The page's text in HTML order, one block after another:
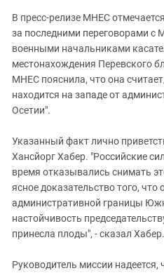
В пресс-релизе МНЕС
за последними переговорами с
военными начальниками
местонахождения Перевского
МНЕС пояснила, что она
находится на западе от
Осетии".
Указанный факт лично
Хансйорг Хабер. "Российские
время отказывались снимать
ясное доказательство того, что
административной границы
настойчивость
принесла плоды", - сказал Хабер.
Руководитель миссии надеется,